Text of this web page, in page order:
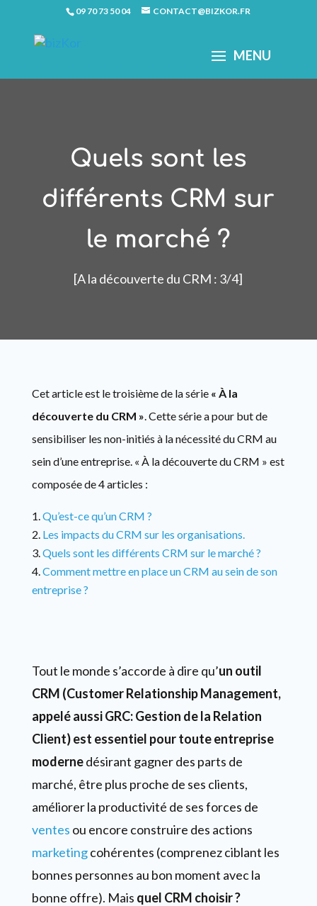
09 70 73 50 04 CONTACT@BIZKOR.FR
Quels sont les
différents CRM sur
le marché ?
[A la découverte du CRM : 3/4]
Cet article est le troisième de la série « À la
découverte du CRM ». Cette série a pour but de
sensibiliser les non-initiés à la nécessité du CRM au
sein d’une entreprise. « À la découverte du CRM » est
composée de 4 articles :
Qu’est-ce qu’un CRM ?
Les impacts du CRM sur les organisations.
Quels sont les différents CRM sur le marché ?
Comment mettre en place un CRM au sein de son
entreprise ?
Tout le monde s’accorde à dire qu’un outil
CRM (Customer Relationship Management,
appelé aussi GRC: Gestion de la Relation
Client) est essentiel pour toute entreprise
modernedésirant gagner des parts de
marché, être plus proche de ses clients,
améliorer la productivité de ses forces de
ventes ou encore construire des actions
marketingcohérentes (comprenez ciblant les
bonnes personnes au bon moment avec la
bonne offre). Mais quel CRM choisir ?